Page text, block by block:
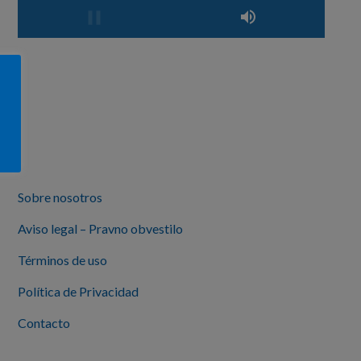
Sobre nosotros
Aviso legal – Pravno obvestilo
Términos de uso
Política de Privacidad
Contacto